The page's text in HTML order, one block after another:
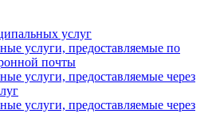
услуг
услуги, предоставляемые по
почты
услуги, предоставляемые через
услуги, предоставляемые через